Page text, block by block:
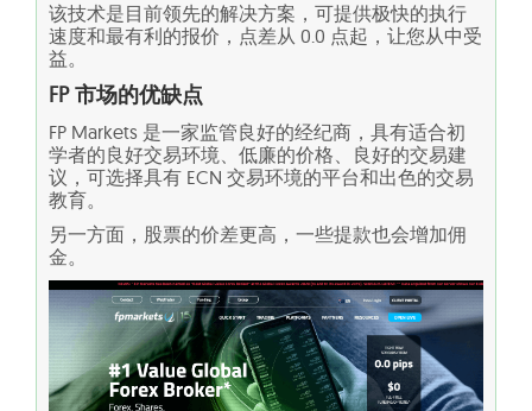
该技术是目前领先的解决方案，可提供极快的执行
速度和最有利的报价，点差从 0.0 点起，让您从中受
益。
FP 市场的优缺点
FP Markets 是一家监管良好的经纪商，具有适合初
学者的良好交易环境、低廉的价格、良好的交易建
议，可选择具有 ECN 交易环境的平台和出色的交易
教育。
另一方面，股票的价差更高，一些提款也会增加佣
金。